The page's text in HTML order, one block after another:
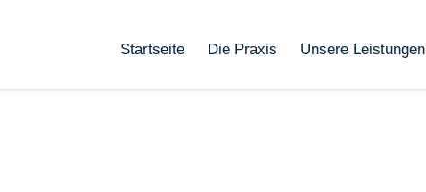
Startseite Die Praxis Unsere Leistungen